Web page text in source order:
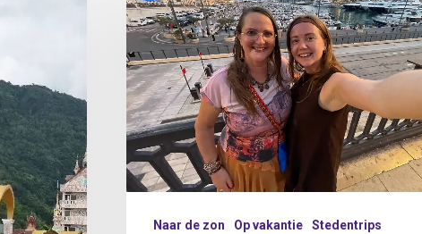
de
zon
in
Nice
moeder-
dochter
weekend
Naar de zon Op vakantie Stedentrips